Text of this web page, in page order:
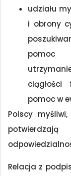
udziału
i obrony
pomoc
ciągłości
pomoc w
Polscy
Relacja z